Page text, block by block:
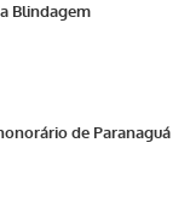
Blindagem
de Paranaguá